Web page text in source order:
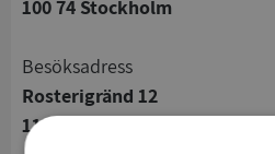
100 74 Stockholm
Besöksadress
Rosterigränd 12
117 61 Stockholm